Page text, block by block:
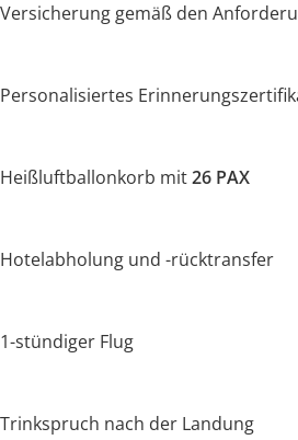
Versicherung gemäß den
Personalisiertes
Heißluftballonkorb mit26 PAX
Hotelabholung und -rücktransfer
1-stündiger Flug
Trinkspruch nach der Landung